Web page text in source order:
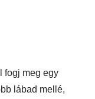
fogj meg egy
lábad mellé,